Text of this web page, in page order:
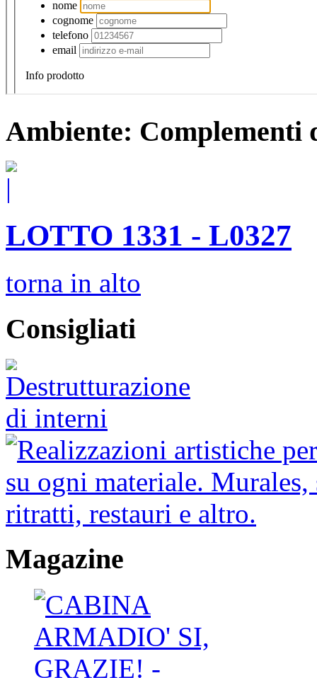
Ambiente: Complementi
LOTTO 1331 - L0327
torna in alto
Consigliati
Magazine